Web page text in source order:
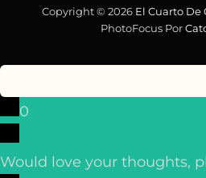
Copyright © 2026 El Cuarto De
PhotoFocus Por
0
Would love your thoughts,